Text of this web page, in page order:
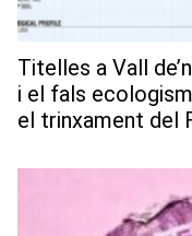
Titelles a Vall
i el fals
el trinxament del